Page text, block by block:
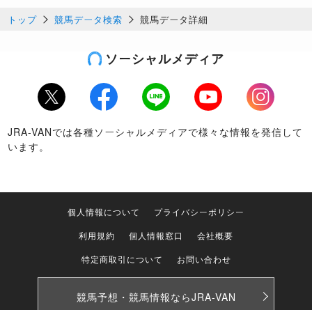
トップ 競馬データ検索 競馬データ詳細
ソーシャルメディア
Twitter Facebook LINE Youtube
Instagram
JRA-VANでは各種ソーシャルメディアで様々な情報を発信して
います。
個人情報について
プライバシーポリシー
利用規約
個人情報窓口
会社概要
特定商取引について
お問い合わせ
競馬予想・競馬情報ならJRA-VAN